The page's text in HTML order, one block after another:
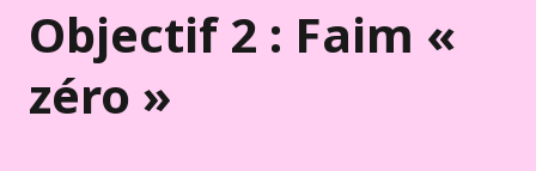
Objectif 2 : Faim «
zéro »